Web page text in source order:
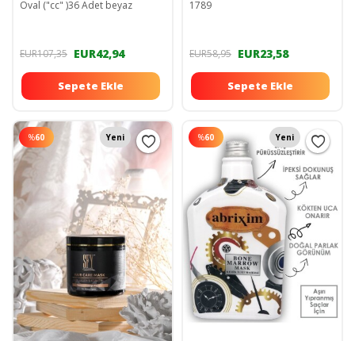
Oval ("cc" )36 Adet beyaz
EUR107,35 EUR42,94
Sepete Ekle
1789
EUR58,95 EUR23,58
Sepete Ekle
%60 Yeni %60 Yeni